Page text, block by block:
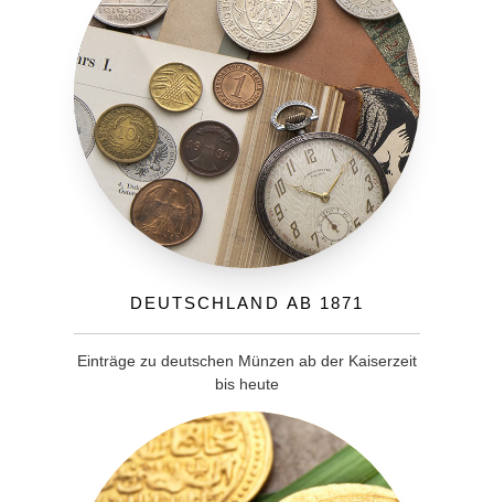
Deutschland ab 1871
Einträge zu deutschen Münzen ab der Kaiserzeit
bis heute